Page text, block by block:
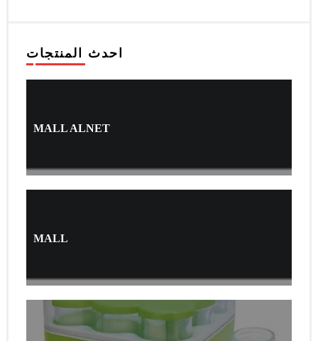
احدث المنتجات
MALL ALNET
MALL